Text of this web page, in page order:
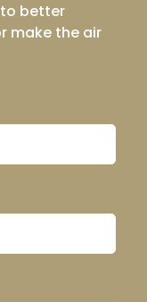
better
make the air